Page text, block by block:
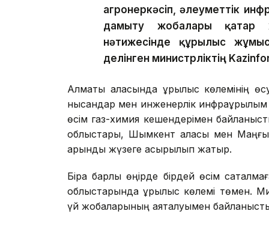
агроөнеркәсіп, әлеуметтік
дамыту жобалары қатар
нәтижесінде құрылыс
делінген министрліктің
Алматы қаласында құрылыс көлемінің
нысандар мен инженерлік инфрақұрылым
өсім газ-химия кешендерімен
облыстары, Шымкент қаласы мен
қарқынды жүзеге асырылып жатыр.
Бірақ барлық өңірде бірдей өсім
облыстарында құрылыс көлемі төмен.
үй жобаларының аяқталуымен